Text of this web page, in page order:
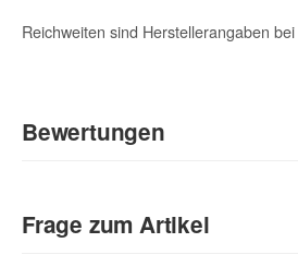
Reichweiten sind Herstellerangaben
Bewertungen
Sie Anderen bei der Kaufentscheidung:
Frage zum Artikel